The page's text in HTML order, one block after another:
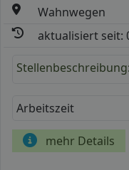
Wahnwegen
aktualisiert seit:
Stellenbeschreibung:
Arbeitszeit
mehr Details